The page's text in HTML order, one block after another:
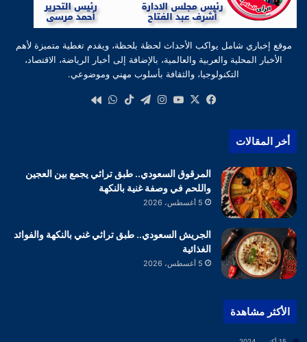
موقع إخباري شامل يواكب الأحداث لحظة بلحظة، ويقدم تغطية متميزة لأهم
الأخبار المحلية والعربية والعالمية، بالإضافة إلى أخبار الرياضة، الاقتصاد،
التكنولوجيا، والثقافة بأسلوب مهني وموضوعي.
فيسبوك
‫X
‫YouTube
انستقرام
تيلقرام‫TikTokواتساب
أخر المقالات
المرقوق السعودي.. طبق تراثي يجمع بين العجين
واللحم في وصفة غنية بالنكهة
5 أغسطس، 2026
الجريش السعودي.. طبق تراثي غني بالنكهة والفوائد
الغذائية
5 أغسطس، 2026
الأكثر مشاهدة